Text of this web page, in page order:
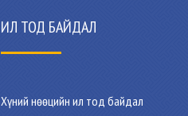
ИЛ ТОД БАЙДАЛ
Хүний нөөцийн ил тод байдал